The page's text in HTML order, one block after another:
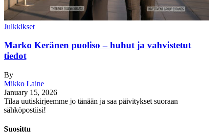
Julkkikset
Marko Keränen puoliso – huhut ja vahvistetut
tiedot
By
Mikko Laine
January 15, 2026
Tilaa uutiskirjeemme jo tänään ja saa päivitykset suoraan
sähköpostiisi!
Suosittu